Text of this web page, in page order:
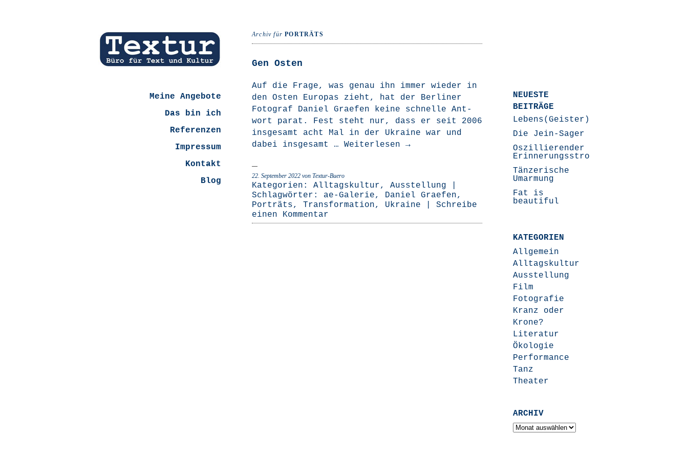
Meine Angebote
Das bin ich
Referenzen
Impressum
Kontakt
Blog
Archiv fürPORTRÄTS
Gen Osten
Auf die Fra­ge, was genau ihn immer wie­der in
den Osten Euro­pas zieht, hat der Ber­li­ner
Foto­graf Dani­el Grae­fen kei­ne schnel­le Ant­
wort parat. Fest steht nur, dass er seit 2006
ins­ge­samt acht Mal in der Ukrai­ne war und
dabei ins­ge­samt … Wei­ter­le­sen →
22. September 2022 von Textur-Buero
Kategorien: Alltagskultur, Ausstellung
Schlagwörter: ae-Galerie, Daniel Graefen,
Porträts, Transformation, Ukraine
Schreibe
einen Kommentar
NEUESTE
BEITRÄGE
Lebens(Geister)Geschichten
Die Jein-Sager
Oszillierender
Erinnerungsstrom
Tänzerische
Umarmung
Fat is
beautiful
KATEGORIEN
Allgemein
Alltagskultur
Ausstellung
Film
Fotografie
Kranz oder
Krone?
Literatur
Ökologie
Performance
Tanz
Theater
ARCHIV
Archiv